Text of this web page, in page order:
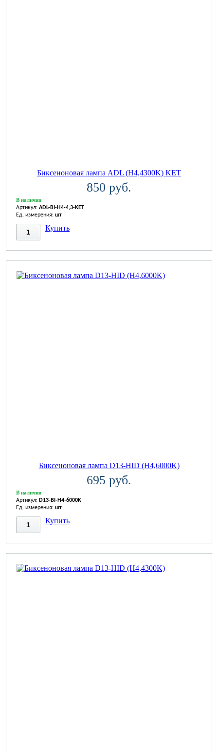
Биксеноновая лампа ADL (H4,4300K) KET
850 руб.
В наличии
Артикул: ADL-BI-H4-4,3-KET
Ед. измерения: шт
Купить
Биксеноновая лампа D13-HID (H4,6000K)
695 руб.
В наличии
Артикул: D13-BI-H4-6000K
Ед. измерения: шт
Купить